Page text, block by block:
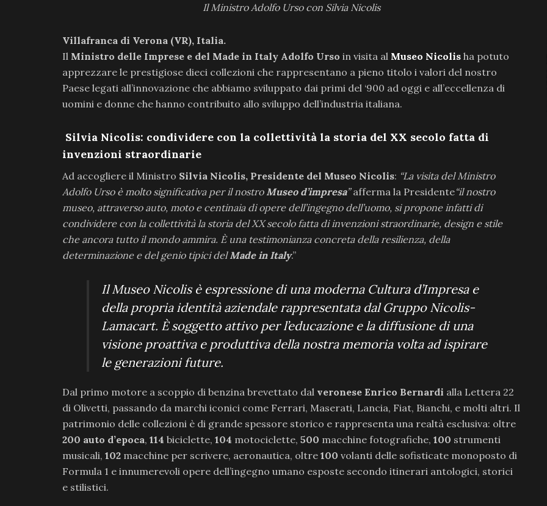
Il Ministro Adolfo Urso con Silvia Nicolis
Villafranca di Verona (VR), Italia.
Il Ministro delle Imprese e del Made in Italy Adolfo Urso in visita al Museo Nicolis ha potuto
apprezzare le prestigiose dieci collezioni che rappresentano a pieno titolo i valori del nostro
Paese legati all’innovazione che abbiamo sviluppato dai primi del ‘900 ad oggi e all’eccellenza di
uomini e donne che hanno contribuito allo sviluppo dell’industria italiana.
Silvia Nicolis: condividere con la collettività la storia del XX secolo fatta di
invenzioni straordinarie
Ad accogliere il Ministro Silvia Nicolis, Presidente del Museo Nicolis: “La visita del Ministro
Adolfo Urso è molto significativa per il nostroMuseo d’impresa”afferma la Presidente“il nostro
museo, attraverso auto, moto e centinaia di opere dell’ingegno dell’uomo, si propone infatti di
condividere con la collettività la storia del XX secolo fatta di invenzioni straordinarie, design e stile
che ancora tutto il mondo ammira. È una testimonianza concreta della resilienza, della
determinazione e del genio tipici delMade in Italy.”
Il Museo Nicolis è espressione di una moderna Cultura d’Impresa e
della propria identità aziendale rappresentata dal Gruppo Nicolis-
Lamacart. È soggetto attivo per l’educazione e la diffusione di una
visione proattiva e produttiva della nostra memoria volta ad ispirare
le generazioni future.
Dal primo motore a scoppio di benzina brevettato dal veronese Enrico Bernardi alla Lettera 22
di Olivetti, passando da marchi iconici come Ferrari, Maserati, Lancia, Fiat, Bianchi, e molti altri. Il
patrimonio delle collezioni è di grande spessore storico e rappresenta una realtà esclusiva: oltre
200 auto d’epoca, 114 biciclette, 104 motociclette, 500 macchine fotografiche, 100 strumenti
musicali, 102 macchine per scrivere, aeronautica, oltre 100 volanti delle sofisticate monoposto di
Formula 1 e innumerevoli opere dell’ingegno umano esposte secondo itinerari antologici, storici
e stilistici.